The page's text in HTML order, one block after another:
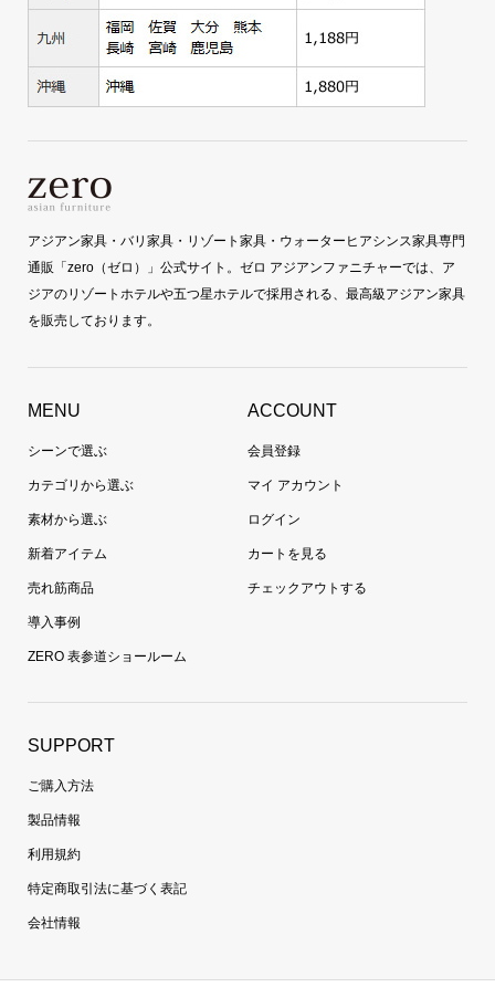
アジアン家具・バリ家具・リゾート家具・ウォーターヒアシンス家具専門
通販「zero（ゼロ）」公式サイト。ゼロ アジアンファニチャーでは、ア
ジアのリゾートホテルや五つ星ホテルで採用される、最高級アジアン家具
を販売しております。
MENU
シーンで選ぶ
カテゴリから選ぶ
素材から選ぶ
新着アイテム
売れ筋商品
導入事例
ZERO 表参道ショールーム
ACCOUNT
会員登録
マイ アカウント
ログイン
カートを見る
チェックアウトする
SUPPORT
ご購入方法
製品情報
利用規約
特定商取引法に基づく表記
会社情報